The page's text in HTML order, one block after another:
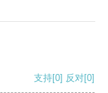
支持[0] 反对[0]